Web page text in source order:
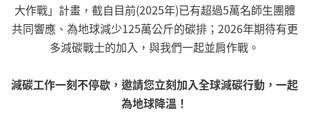
大作戰」計畫，截自目前(2025年)已有超過5萬名師生團體
共同響應、為地球減少125萬公斤的碳排；2026年期待有更
多減碳戰士的加入，與我們一起並肩作戰。
減碳工作一刻不停歇，邀請您立刻加入全球減碳行動，一起
為地球降溫！